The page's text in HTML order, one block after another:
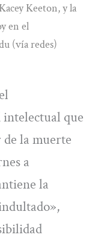
Keeton, y la
en el
(vía redes)
intelectual que
la muerte
a
la